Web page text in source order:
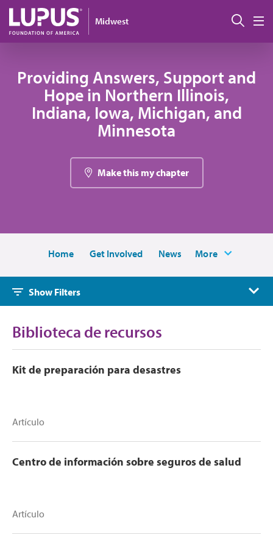
Pasar al contenido principal
Midwest
Providing Answers, Support and
Hope in Northern Illinois,
Indiana, Iowa, Michigan, and
Minnesota
Make this my chapter
Home Get Involved News More
Show Filters
Biblioteca de recursos
Kit de preparación para desastres
Artículo
Centro de información sobre seguros de salud
Artículo